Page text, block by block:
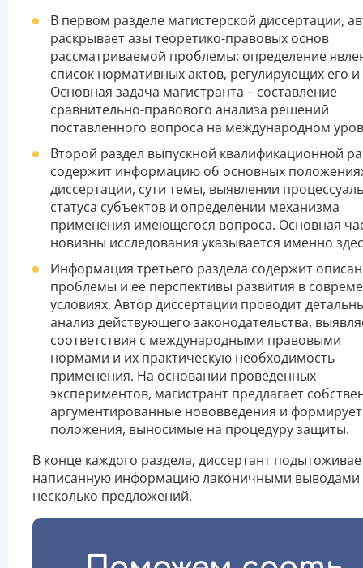
В первом разделе магистерской диссертации,
раскрывает азы теоретико-правовых основ
рассматриваемой проблемы: определение
список нормативных актов, регулирующих его
Основная задача магистранта – составление
сравнительно-правового анализа решений
поставленного вопроса на международном
Второй раздел выпускной квалификационной
содержит информацию об основных
диссертации, сути темы, выявлении
статуса субъектов и определении механизма
применения имеющегося вопроса. Основная
новизны исследования указывается именно
Информация третьего раздела содержит
проблемы и ее перспективы развития в
условиях. Автор диссертации проводит
анализ действующего законодательства,
соответствия с международными правовыми
нормами и их практическую необходимость
применения. На основании проведенных
экспериментов, магистрант предлагает
аргументированные нововведения и формирует
положения, выносимые на процедуру защиты.
В конце каждого раздела, диссертант
написанную информацию лаконичными выводами
несколько предложений.